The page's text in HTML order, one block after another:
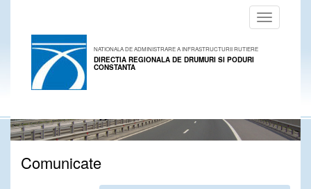
Toggle
navigation
NATIONALA DE ADMINISTRARE A INFRASTRUCTURII RUTIERE
DIRECTIA REGIONALA DE DRUMURI SI PODURI
CONSTANTA
Comunicate